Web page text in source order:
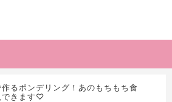
作るポンデリング！あのもちもち食
できます♡